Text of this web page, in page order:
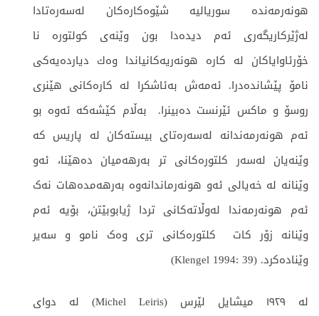
هونەرمەندە سوریالیە شێوەکارەکان لەسەرەتادا
لەژێرکاریگەری ئەم دیدەدا بون وێنەی کولتورە نا
خۆرئاوایاکان لە كارە هونەریەكانیاندا وەك دیاردەیەکی
نامۆ پێشاندەدرا. ئەمەش بەئاشکرا لە کارەکانی هێنری
روسۆ و ماکس ئێرنست دەبینرا. بەڵام کێشەکە ئەوە بو
ئەم هونەرمەندانە لەسەرەتای بیستەکان لە پاریس کە
وێنەیان لەسەر کلتورەکانی تر بەرهەمیان دەهێنا، ئەو
وێنانە لە خەیالی ئەو هونەرماندانەوە بەرهەمدەهات نەک
ئەم هونەرمەندا لەوڵاتەکانی تردا ژیابوبێتن، بۆیە ئەم
وێنانە زۆر کات کلتورەکانی تری وەک نامو و سەیر
وێنادەکرد. (Klengel 1994: 39)
لە ١٩٢٩ میشایل لێرس (Michel Leiris) لە دوای